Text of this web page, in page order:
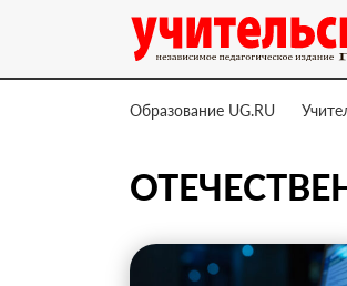
Образование UG.RU